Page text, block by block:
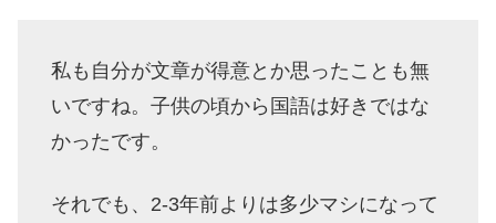
私も自分が文章が得意とか思ったことも無
いですね。子供の頃から国語は好きではな
かったです。
それでも、2-3年前よりは多少マシになって